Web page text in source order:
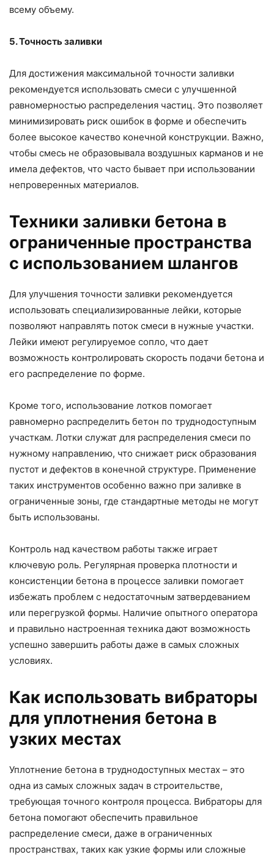
всему объему.
5. Точность заливки
Для достижения максимальной точности заливки
рекомендуется использовать смеси с улучшенной
равномерностью распределения частиц. Это позволяет
минимизировать риск ошибок в форме и обеспечить
более высокое качество конечной конструкции. Важно,
чтобы смесь не образовывала воздушных карманов и не
имела дефектов, что часто бывает при использовании
непроверенных материалов.
Техники заливки бетона в
ограниченные пространства
с использованием шлангов
Для улучшения точности заливки рекомендуется
использовать специализированные лейки, которые
позволяют направлять поток смеси в нужные участки.
Лейки имеют регулируемое сопло, что дает
возможность контролировать скорость подачи бетона и
его распределение по форме.
Кроме того, использование лотков помогает
равномерно распределить бетон по труднодоступным
участкам. Лотки служат для распределения смеси по
нужному направлению, что снижает риск образования
пустот и дефектов в конечной структуре. Применение
таких инструментов особенно важно при заливке в
ограниченные зоны, где стандартные методы не могут
быть использованы.
Контроль над качеством работы также играет
ключевую роль. Регулярная проверка плотности и
консистенции бетона в процессе заливки помогает
избежать проблем с недостаточным затвердеванием
или перегрузкой формы. Наличие опытного оператора
и правильно настроенная техника дают возможность
успешно завершить работы даже в самых сложных
условиях.
Как использовать вибраторы
для уплотнения бетона в
узких местах
Уплотнение бетона в труднодоступных местах – это
одна из самых сложных задач в строительстве,
требующая точного контроля процесса. Вибраторы для
бетона помогают обеспечить правильное
распределение смеси, даже в ограниченных
пространствах, таких как узкие формы или сложные